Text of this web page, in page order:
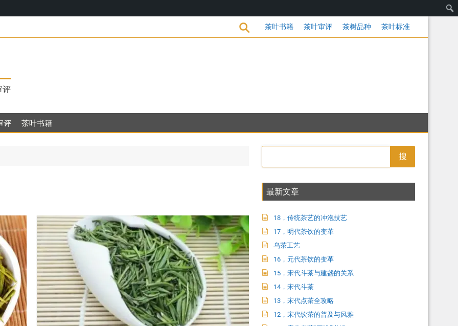
17，明代茶饮的变革 茶叶书籍 茶叶审评 茶树品种 茶叶标准
评
评 茶叶书籍
搜
最新文章
18，传统茶艺的冲泡技艺
17，明代茶饮的变革
乌茶工艺
16，元代茶饮的变革
15，宋代斗茶与建盏的关系
14，宋代斗茶
13，宋代点茶全攻略
12，宋代饮茶的普及与风雅